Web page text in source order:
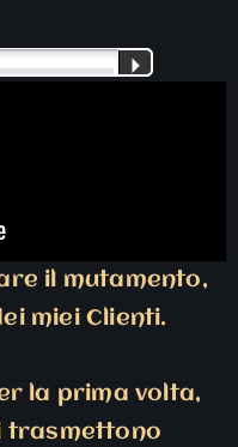
P
il mutamento,
miei Clienti.
la prima volta,
trasmettono